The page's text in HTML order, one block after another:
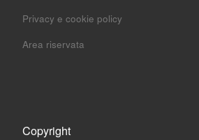
Privacy e cookie policy
Area riservata
Copyright